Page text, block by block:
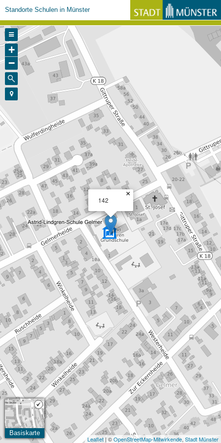
Standorte Schulen in Münster
142
×
+
−
Basiskarte
Leaflet | ©OpenStreetMap-Mitwirkende, Stadt Münster